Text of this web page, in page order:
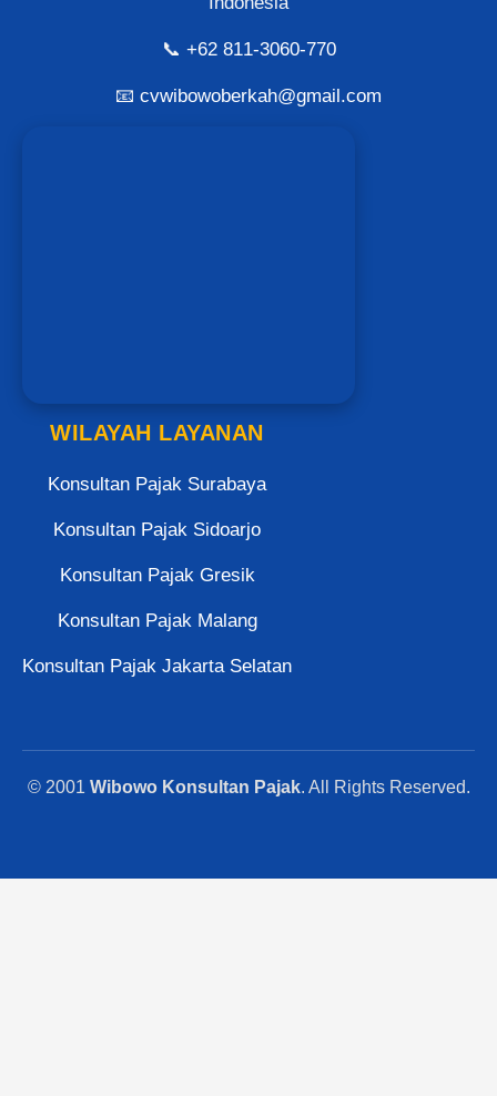
📞 +62 811-3060-770
📧 cvwibowoberkah@gmail.com
WILAYAH LAYANAN
Konsultan Pajak Surabaya
Konsultan Pajak Sidoarjo
Konsultan Pajak Gresik
Konsultan Pajak Malang
Konsultan Pajak Jakarta Selatan
© 2001 Wibowo Konsultan Pajak. All Rights Reserved.